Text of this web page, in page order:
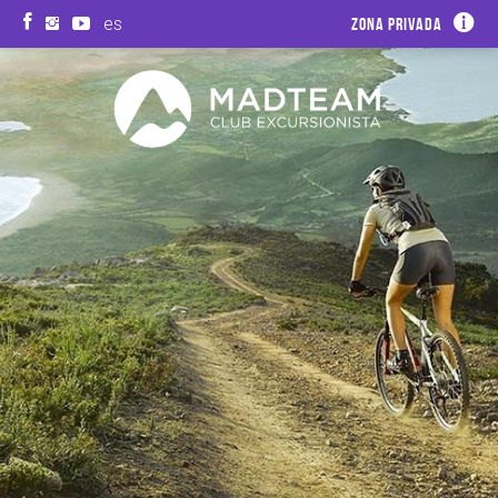
es Zona privada